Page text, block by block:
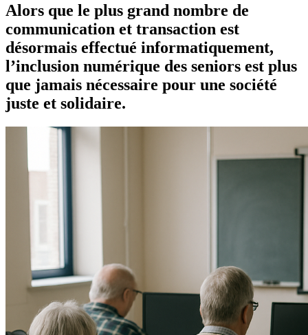
Alors que le plus grand nombre de
communication et transaction est
désormais effectué informatiquement,
l’inclusion numérique des seniors est plus
que jamais nécessaire pour une société
juste et solidaire.